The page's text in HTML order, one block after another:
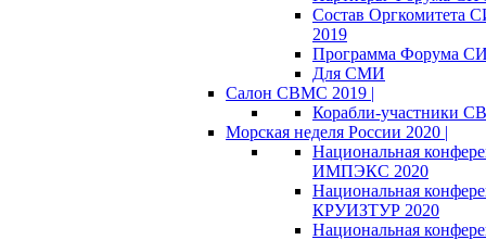
Состав Оргкомитета
2019
Программа Форума
Для СМИ
Салон СВМС 2019 |
Корабли-участники
Морская неделя России 2020 |
Национальная
ИМПЭКС 2020
Национальная
КРУИЗТУР 2020
Национальная